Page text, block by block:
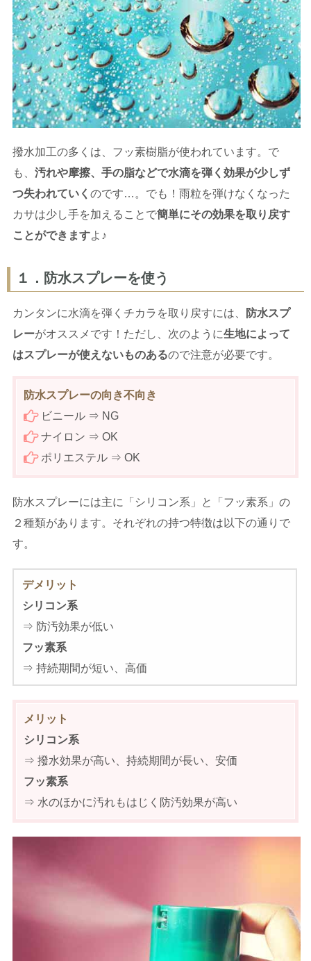
撥水加工の多くは、フッ素樹脂が使われています。で
も、 汚れや摩擦、手の脂などで水滴を弾く効果が少しず
つ失われていく のです…。でも！雨粒を弾けなくなった
カサは少し手を加えることで簡単にその効果を取り戻す
ことができますよ♪
１．防水スプレーを使う
カンタンに水滴を弾くチカラを取り戻すには、
防水スプ
レーがオススメです！ただし、次のように生地によって
はスプレーが使えないものあるので注意が必要です。
防水スプレーの向き不向き
ビニール ⇒ NG
ナイロン ⇒ OK
ポリエステル ⇒ OK
防水スプレーには主に「シリコン系」と「フッ素系」の
２種類があります。それぞれの持つ特徴は以下の通りで
す。
デメリット
シリコン系
⇒ 防汚効果が低い
フッ素系
⇒ 持続期間が短い、高価
メリット
シリコン系
⇒ 撥水効果が高い、持続期間が長い、安価
フッ素系
⇒ 水のほかに汚れもはじく防汚効果が高い